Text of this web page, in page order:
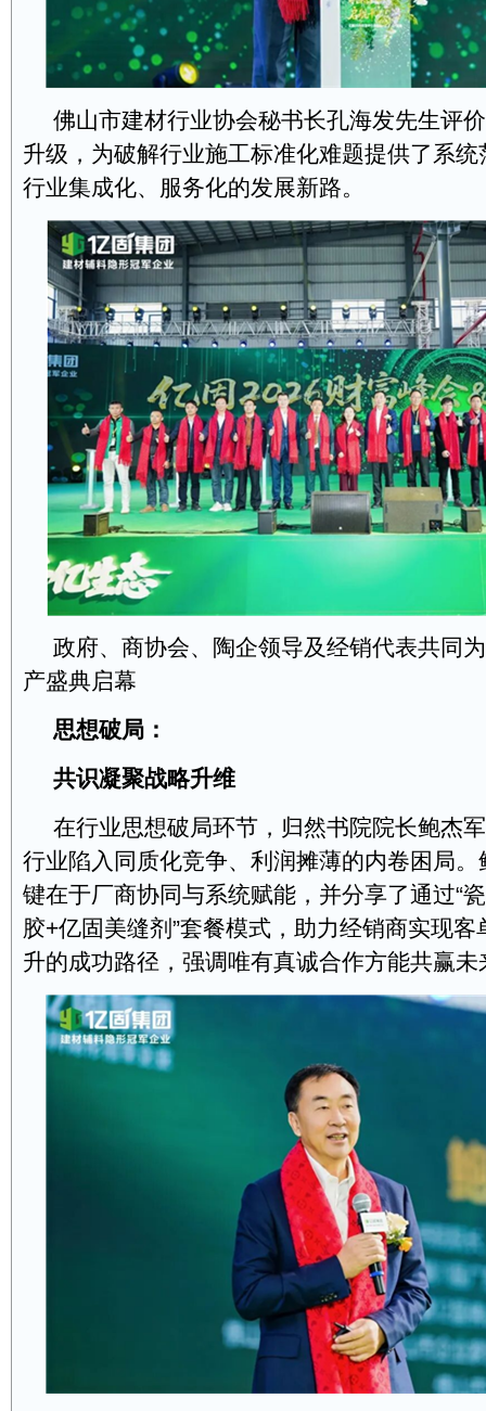
佛山市建材行业协会秘书长孔海发先生评
升级，为破解行业施工标准化难题提供了系
行业集成化、服务化的发展新路。
政府、商协会、陶企领导及经销代表共同
产盛典启幕
思想破局：
共识凝聚战略升维
在行业思想破局环节，归然书院院长鲍杰
行业陷入同质化竞争、利润摊薄的内卷困局
键在于厂商协同与系统赋能，并分享了通过“
胶+亿固美缝剂”套餐模式，助力经销商实现
升的成功路径，强调唯有真诚合作方能共赢未